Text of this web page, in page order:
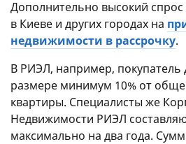
Дополнительно высокий спрос
в Киеве и других городах на
недвижимости в рассрочку.
В РИЭЛ, например, покупатель
размере минимум 10% от
квартиры. Специалисты же
Недвижимости РИЭЛ
максимально на два года.